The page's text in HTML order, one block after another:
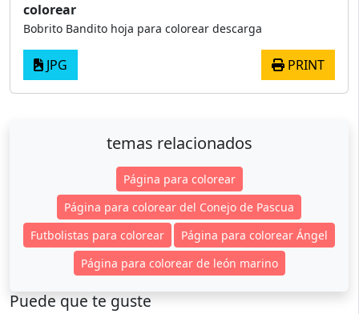
colorear
Bobrito Bandito hoja para colorear descarga
JPG PRINT
temas relacionados
Página para colorear
Página para colorear del Conejo de Pascua
Futbolistas para colorear
Página para colorear Ángel
Página para colorear de león marino
Puede que te guste